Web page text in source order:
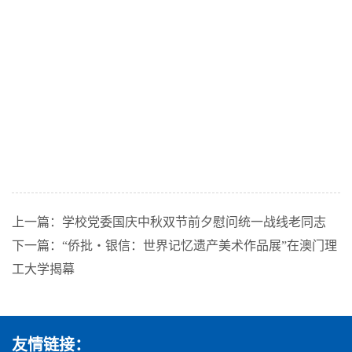
上一篇：学校党委国庆中秋双节前夕慰问统一战线老同志
下一篇：“侨批‧银信：世界记忆遗产美术作品展”在澳门理
工大学揭幕
友情链接：